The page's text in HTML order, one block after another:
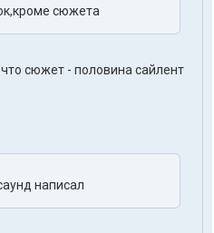
сюжета
сюжет - половина сайлент
написал